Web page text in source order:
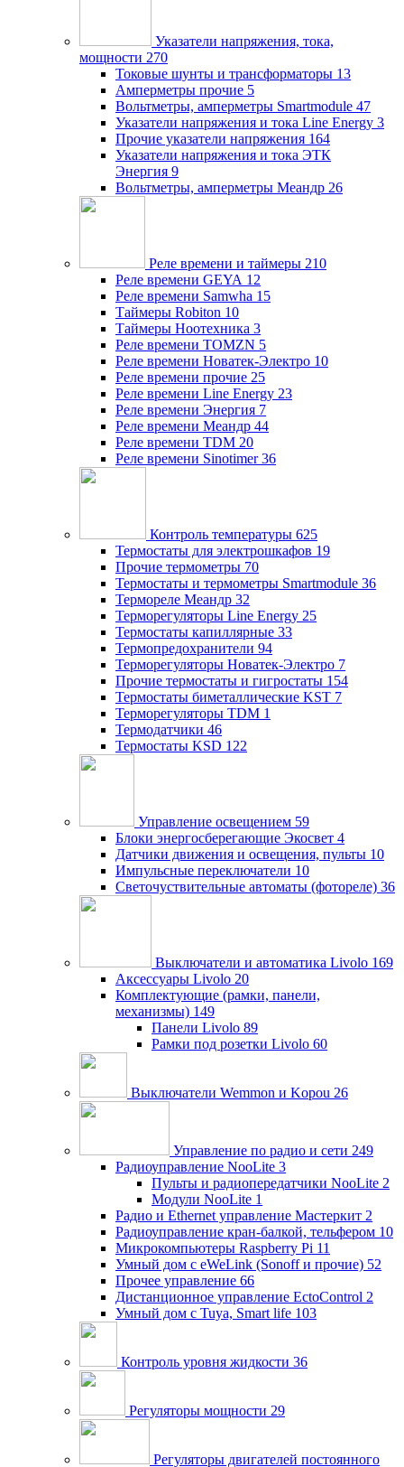
Указатели напряжения, тока,
мощности 270
Токовые шунты и трансформаторы 13
Амперметры прочие 5
Вольтметры, амперметры Smartmodule 47
Указатели напряжения и тока Line Energy 3
Прочие указатели напряжения 164
Указатели напряжения и тока ЭТК
Энергия 9
Вольтметры, амперметры Меандр 26
Реле времени и таймеры 210
Реле времени GEYA 12
Реле времени Samwha 15
Таймеры Robiton 10
Таймеры Ноотехника 3
Реле времени TOMZN 5
Реле времени Новатек-Электро 10
Реле времени прочие 25
Реле времени Line Energy 23
Реле времени Энергия 7
Реле времени Меандр 44
Реле времени TDM 20
Реле времени Sinotimer 36
Контроль температуры 625
Термостаты для электрошкафов 19
Прочие термометры 70
Термостаты и термометры Smartmodule 36
Термореле Меандр 32
Терморегуляторы Line Energy 25
Термостаты капиллярные 33
Термопредохранители 94
Терморегуляторы Новатек-Электро 7
Прочие термостаты и гигростаты 154
Термостаты биметаллические KST 7
Терморегуляторы TDM 1
Термодатчики 46
Термостаты KSD 122
Управление освещением 59
Блоки энергосберегающие Экосвет 4
Датчики движения и освещения, пульты 10
Импульсные переключатели 10
Светочуствительные автоматы (фотореле) 36
Выключатели и автоматика Livolo 169
Аксессуары Livolo 20
Комплектующие (рамки, панели,
механизмы) 149
Панели Livolo 89
Рамки под розетки Livolo 60
Выключатели Wemmon и Kopou 26
Управление по радио и сети 249
Радиоуправление NooLite 3
Пульты и радиопередатчики NooLite 2
Модули NooLite 1
Радио и Ethernet управление Мастеркит 2
Радиоуправление кран-балкой, тельфером 10
Микрокомпьютеры Raspberry Pi 11
Умный дом c eWeLink (Sonoff и прочие) 52
Прочее управление 66
Дистанционное управление EctoControl 2
Умный дом с Tuya, Smart life 103
Контроль уровня жидкости 36
Регуляторы мощности 29
Регуляторы двигателей постоянного